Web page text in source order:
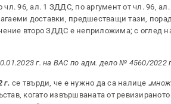
96, ал. 1 ЗДДС, по аргумент от чл. 96, ал.
доставки, предшестващи тази,
второ ЗДДС е неприложима; с оглед
г. на ВАС по адм. дело № 4560/2022
г. се твърди, че е нужно да са налице „
когато извършваната от